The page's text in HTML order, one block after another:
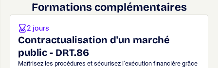
Formations complémentaires
Contractualisation d'un marché
public - DRT.86
Maîtrisez les procédures et sécurisez l’exécution financière grâce
2 jours